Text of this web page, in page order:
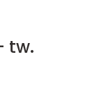
tw.